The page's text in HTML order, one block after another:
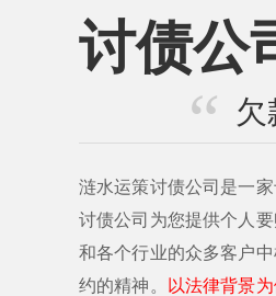
讨债公
欠
涟水运策讨债公司是一
讨债公司为您提供个人
和各个行业的众多客户
约的精神。
以法律背景